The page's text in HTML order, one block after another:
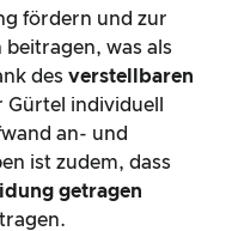
fördern und zur
was als
des verstellbaren
Gürtel individuell
an- und
ist zudem, dass
getragen